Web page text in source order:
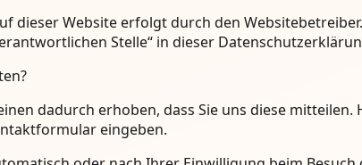
dieser Website erfolgt durch den
Stelle“ in dieser
dadurch erhoben, dass Sie uns diese mitteilen.
eingeben.